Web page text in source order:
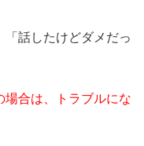
話したけどダメだっ
場合は、トラブルにな